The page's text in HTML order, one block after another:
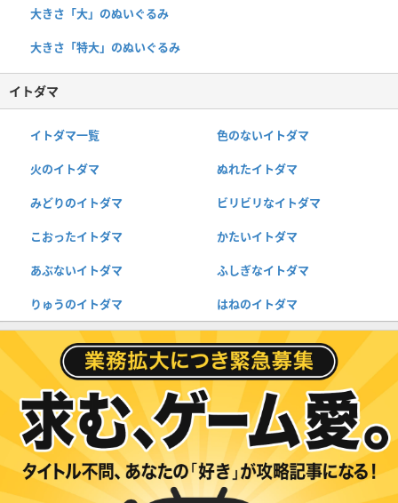
大きさ「大」のぬいぐるみ
大きさ「特大」のぬいぐるみ
イトダマ
イトダマ一覧 色のないイトダマ
火のイトダマ ぬれたイトダマ
みどりのイトダマ ビリビリなイトダマ
こおったイトダマ かたいイトダマ
あぶないイトダマ ふしぎなイトダマ
りゅうのイトダマ はねのイトダマ